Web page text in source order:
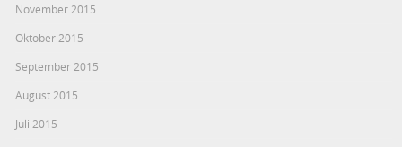
November 2015
Oktober 2015
September 2015
August 2015
Juli 2015